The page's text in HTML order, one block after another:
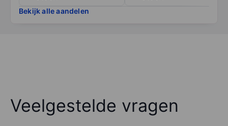
Bekijk alle aandelen
Veelgestelde vragen